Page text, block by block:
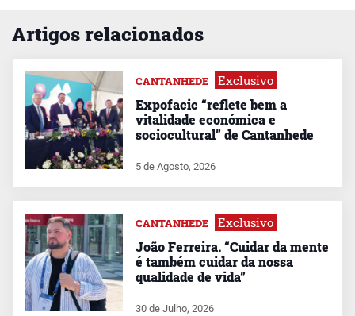
Artigos relacionados
CANTANHEDE Exclusivo
Expofacic “reflete bem a
vitalidade económica e
sociocultural” de Cantanhede
5 de Agosto, 2026
CANTANHEDE Exclusivo
João Ferreira. “Cuidar da mente
é também cuidar da nossa
qualidade de vida”
30 de Julho, 2026